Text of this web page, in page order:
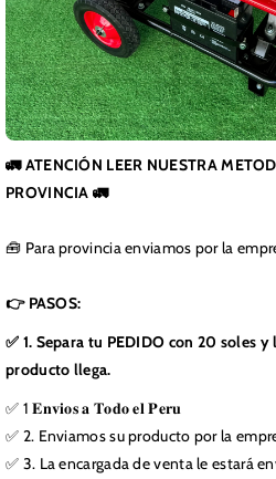
🚛 ATENCIÓN LEER NUESTRA
PROVINCIA 🚛
🧰 Para provincia enviamos por la
👉 PASOS:
✅ 1. Separa tu PEDIDO con 20 soles
producto llega.
✅ 1 𝐄𝐧𝐯𝐢𝐨𝐬 𝐚 𝐓𝐨𝐝𝐨 𝐞𝐥 𝐏𝐞𝐫𝐮
✅ 2. Enviamos su producto por la
✅ 3. La encargada de venta le estará